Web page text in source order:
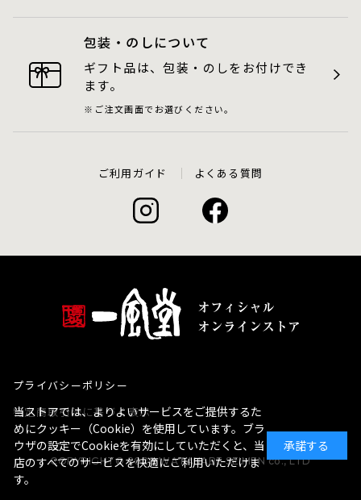
包装・のしについて
ギフト品は、包装・のしをお付けでき
ます。
ご注文画面でお選びください。
ご利用ガイド よくある質問
プライバシーポリシー
特定商取引法に基づく表示
COPYRIGHT© 2020 WATANABE SEIMEN co., LTD
当ストアでは、よりよいサービスをご提供するた
めにクッキー（Cookie）を使用しています。ブラ
ウザの設定でCookieを有効にしていただくと、当
店のすべてのサービスを快適にご利用いただけま
す。
承諾する